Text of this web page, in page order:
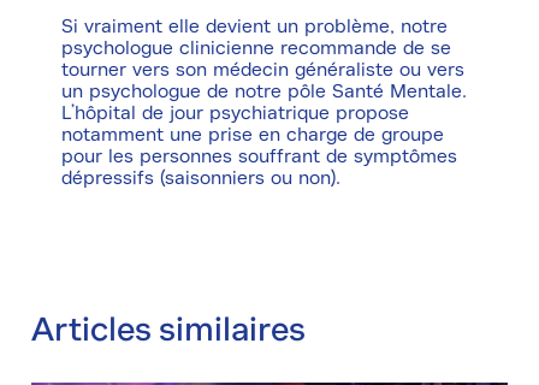
Si vraiment elle devient un problème, notre
psychologue clinicienne recommande de se
tourner vers son médecin généraliste ou vers
un psychologue de notre pôle Santé Mentale.
L’hôpital de jour psychiatrique propose
notamment une prise en charge de groupe
pour les personnes souffrant de symptômes
dépressifs (saisonniers ou non).
Articles similaires